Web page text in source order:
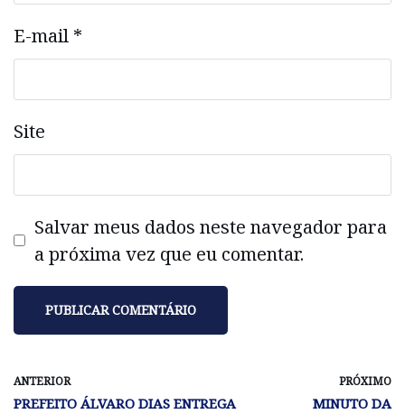
E-mail *
Site
Salvar meus dados neste navegador para
a próxima vez que eu comentar.
ANTERIOR
PREFEITO ÁLVARO DIAS ENTREGA
PRÓXIMO
MINUTO DA